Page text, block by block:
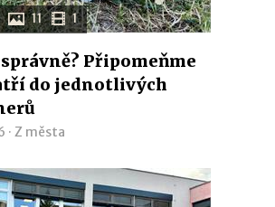
11 1
Připomeňme
do jednotlivých
· Z města